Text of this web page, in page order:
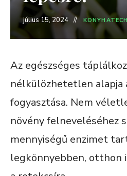
július 15, 2024
Az egészséges
nélkülözhetetlen alapja
fogyasztása. Nem
növény felneveléséhez
mennyiségű enzimet
legkönnyebben, otthon